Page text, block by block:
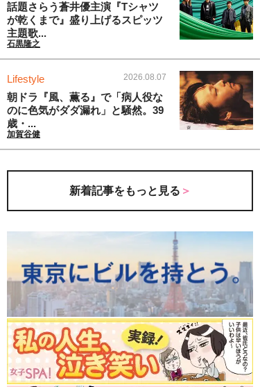
話題さらう蒼井優主演『Tシャツ
が乾くまで』盛り上げるスピッツ
主題歌...
石黒隆之
Lifestyle 2026.08.07
朝ドラ『風、薫る』で「病人役な
のに色気がダダ漏れ」と騒然。39
歳・...
加賀谷健
新着記事をもっと見る